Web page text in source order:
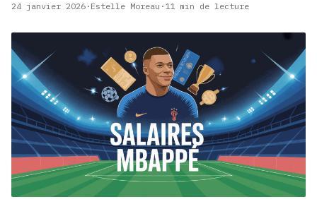
24 janvier 2026 · Estelle Moreau · 11 min de lecture